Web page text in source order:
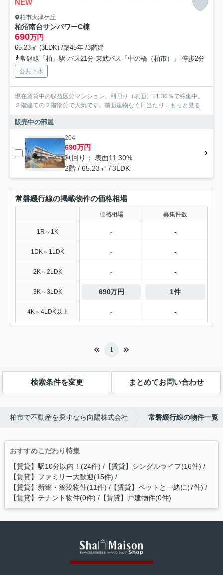
NEW
柏市大津ケ丘
柏沼南台サンパワーC棟
690万円
65.23㎡ (3LDK) /築45年 /3階建
常磐線「柏」駅 バス21分 東武バス「中の橋（柏市）」 停歩2分
公共下水
現在賃貸中の収益区分マンション。利回り（表面）11.30％で稼働中。
３階建ての２階部分で人気です。前面建物なく日当たり...
もっと見る
販売中の部屋
204
690万円
利回り： 表面11.30%
2階 / 65.23㎡ / 3LDK
常磐緩行線の掲載物件の価格相場
価格相場 募集件数
1R～1K - -
1DK～1LDK - -
2K～2LDK - -
3K～3LDK 690万円 1件
4K～4LDK以上 - -
1
検索条件を変更 まとめてお問い合わせ
柏市で不動産を探すなら向陽株式会社 常磐緩行線の物件一覧
おすすめこだわり特集
【賃貸】駅10分以内！(24件) 【賃貸】シングルライフ(16件)
【賃貸】ファミリー大歓迎(15件)
【賃貸】新築・築浅物件(11件) 【賃貸】ペットと一緒に(7件)
【賃貸】テナント物件(0件) 【賃貸】戸建物件(0件)